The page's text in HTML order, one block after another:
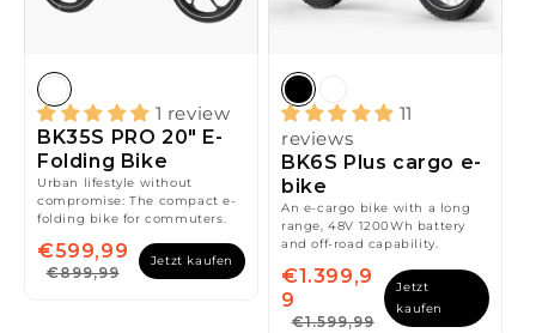
1 review
BK35S PRO 20" E-
Folding Bike
Urban lifestyle without
compromise: The compact e-
folding bike for commuters.
€599,99
€899,99
Jetzt kaufen
11
reviews
BK6S Plus cargo e-
bike
An e-cargo bike with a long
range, 48V 1200Wh battery
and off-road capability.
€1.399,9
9
€1.599,99
Jetzt
kaufen